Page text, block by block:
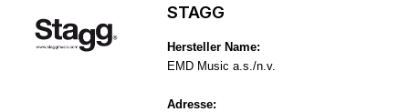
STAGG
Hersteller Name:
EMD Music a.s./n.v.
Adresse: